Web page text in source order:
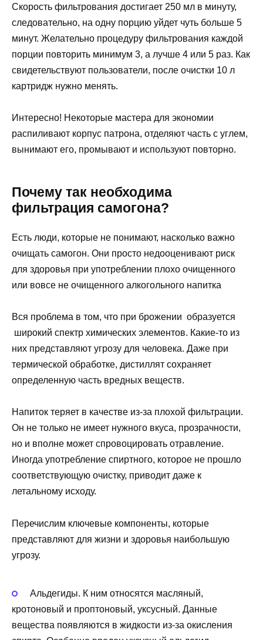
Скорость фильтрования достигает 250 мл в минуту,
следовательно, на одну порцию уйдет чуть больше 5
минут. Желательно процедуру фильтрования каждой
порции повторить минимум 3, а лучше 4 или 5 раз. Как
свидетельствуют пользователи, после очистки 10 л
картридж нужно менять.
Интересно! Некоторые мастера для экономии
распиливают корпус патрона, отделяют часть с углем,
вынимают его, промывают и используют повторно.
Почему так необходима
фильтрация самогона?
Есть люди, которые не понимают, насколько важно
очищать самогон. Они просто недооценивают риск
для здоровья при употреблении плохо очищенного
или вовсе не очищенного алкогольного напитка
Вся проблема в том, что при брожении образуется
широкий спектр химических элементов. Какие-то из
них представляют угрозу для человека. Даже при
термической обработке, дистиллят сохраняет
определенную часть вредных веществ.
Напиток теряет в качестве из-за плохой фильтрации.
Он не только не имеет нужного вкуса, прозрачности,
но и вполне может спровоцировать отравление.
Иногда употребление спиртного, которое не прошло
соответствующую очистку, приводит даже к
летальному исходу.
Перечислим ключевые компоненты, которые
представляют для жизни и здоровья наибольшую
угрозу.
Альдегиды. К ним относятся масляный,
кротоновый и проптоновый, уксусный. Данные
вещества появляются в жидкости из-за окисления